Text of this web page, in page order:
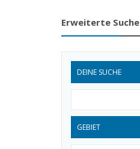
Erweiterte Suche
DEINE SUCHE
GEBIET